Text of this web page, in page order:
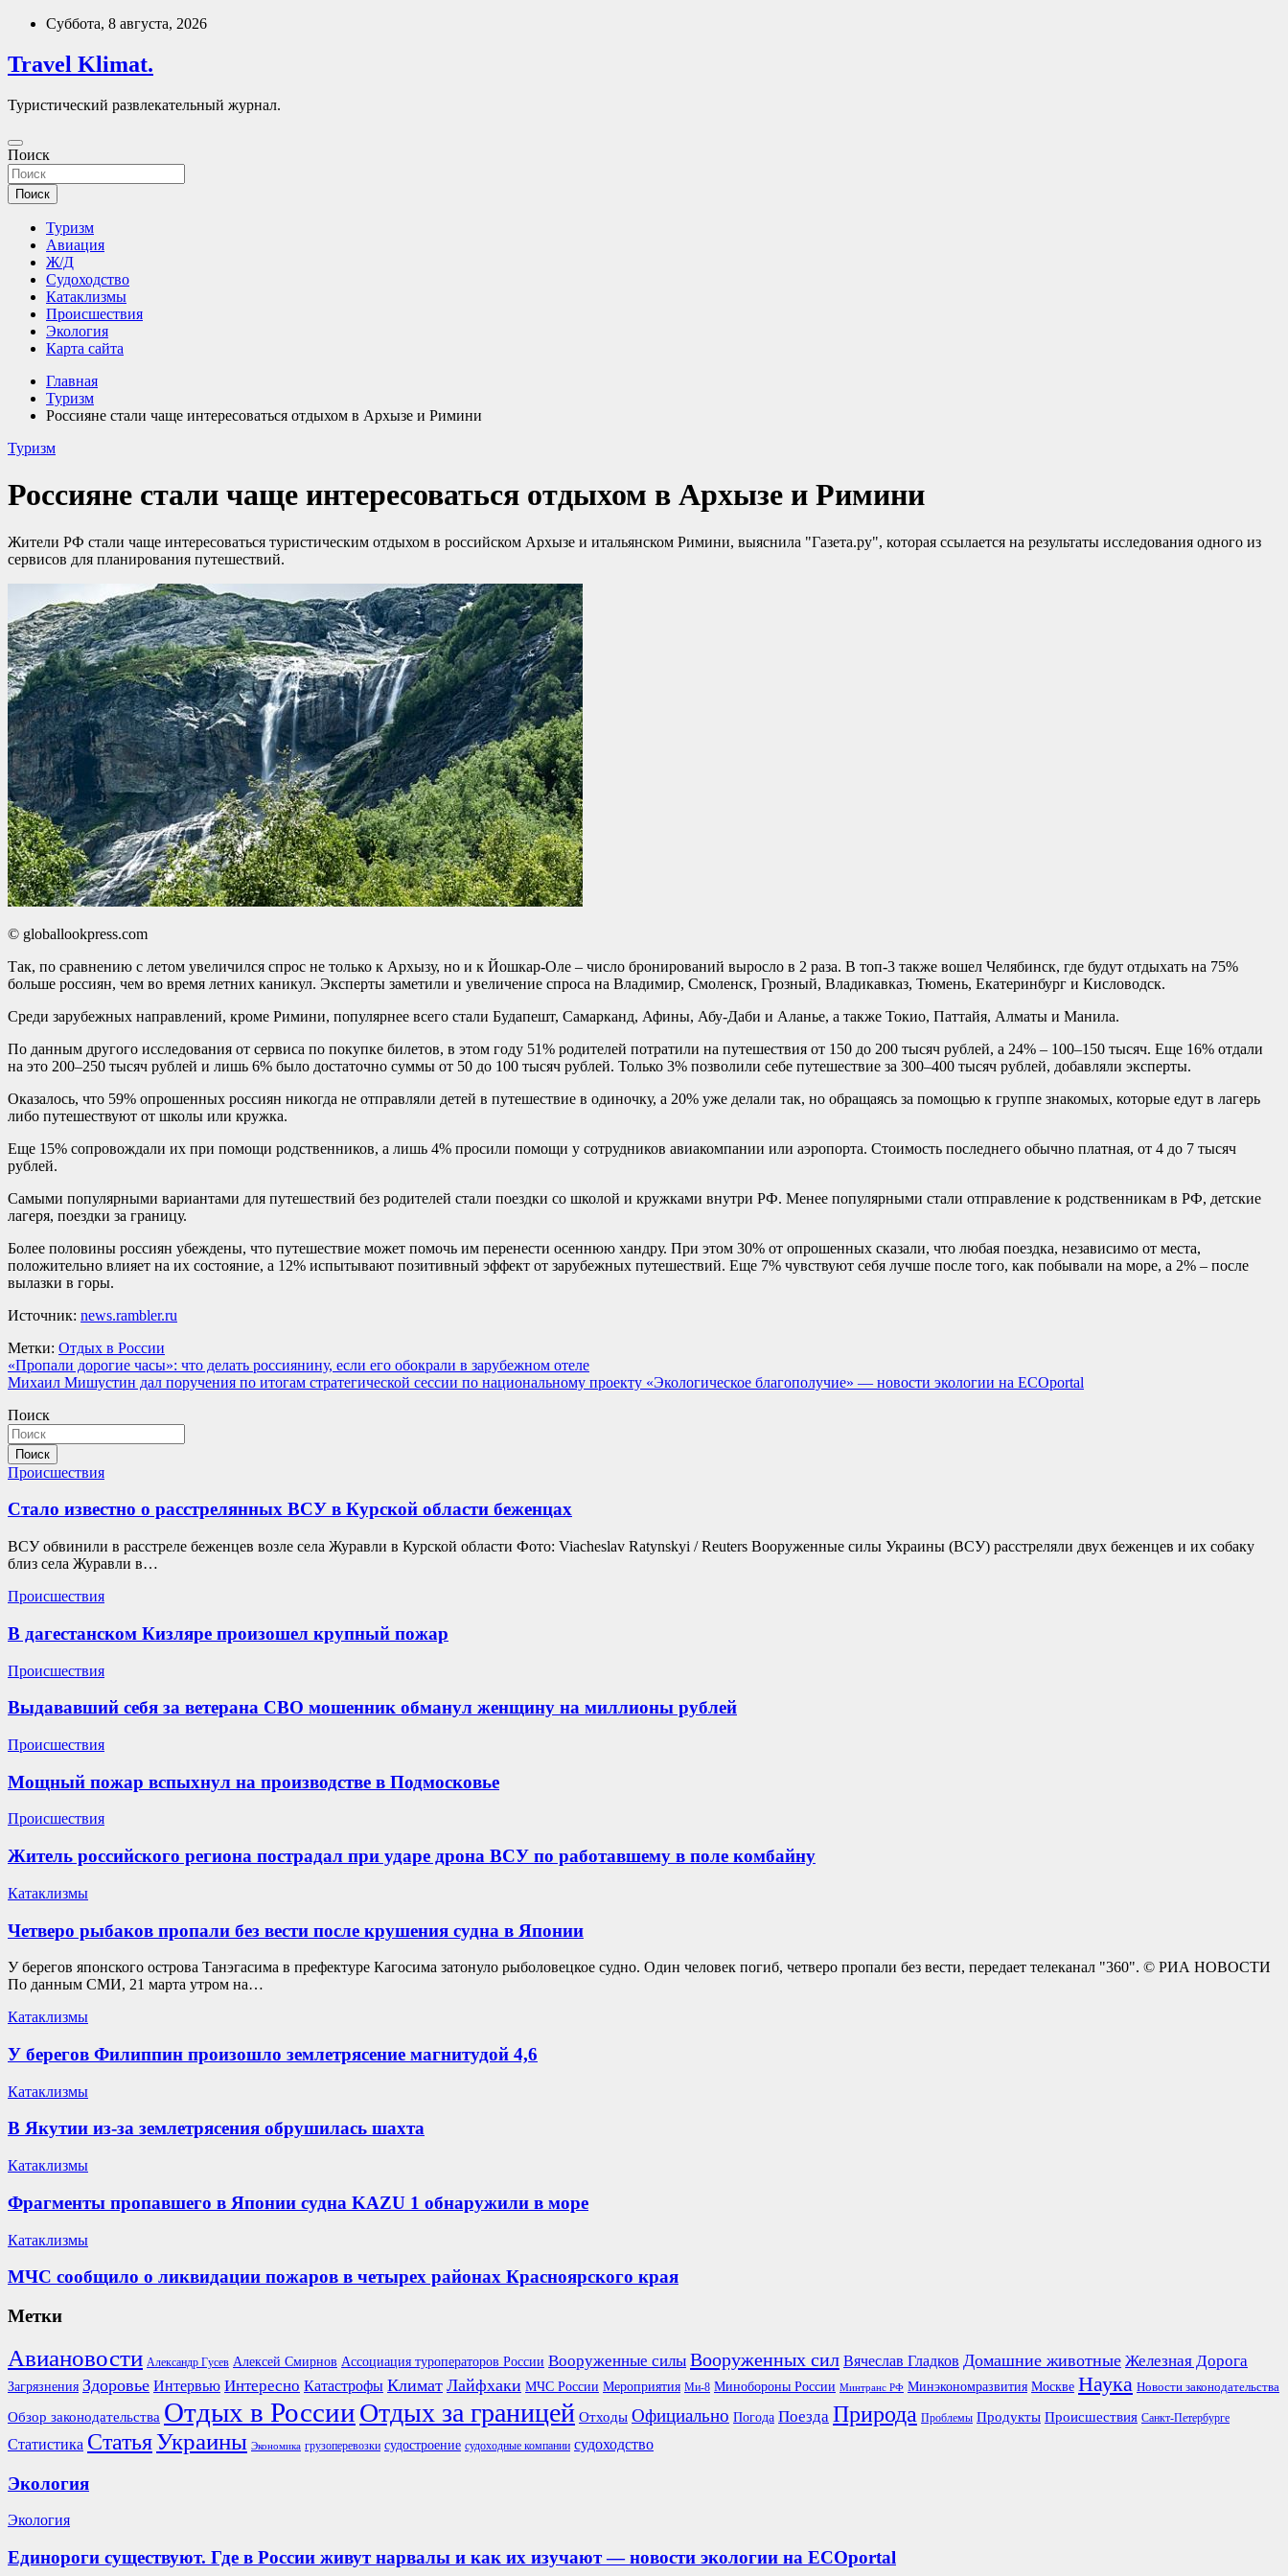
Перейти
содержимому
Суббота, 8 августа, 2026
Travel Klimat.
Туристический развлекательный журнал.
Поиск
Поиск
Туризм
Авиация
Ж/Д
Судоходство
Катаклизмы
Происшествия
Экология
Карта сайта
Главная
Туризм
Россияне стали чаще интересоваться отдыхом в Архызе и Римини
Туризм
Россияне стали чаще интересоваться отдыхом в Архызе и Римини
Жители РФ стали чаще интересоваться туристическим отдыхом в российском Архызе и итальянском Римини, выяснила "Газета.ру", которая ссылается на результаты исследования одного из
сервисов для планирования путешествий.
© globallookpress.com
Так, по сравнению с летом увеличился спрос не только к Архызу, но и к Йошкар-Оле – число бронирований выросло в 2 раза. В топ-3 также вошел Челябинск, где будут отдыхать на 75%
больше россиян, чем во время летних каникул. Эксперты заметили и увеличение спроса на Владимир, Смоленск, Грозный, Владикавказ, Тюмень, Екатеринбург и Кисловодск.
Среди зарубежных направлений, кроме Римини, популярнее всего стали Будапешт, Самарканд, Афины, Абу-Даби и Аланье, а также Токио, Паттайя, Алматы и Манила.
По данным другого исследования от сервиса по покупке билетов, в этом году 51% родителей потратили на путешествия от 150 до 200 тысяч рублей, а 24% – 100–150 тысяч. Еще 16% отдали
на это 200–250 тысяч рублей и лишь 6% было достаточно суммы от 50 до 100 тысяч рублей. Только 3% позволили себе путешествие за 300–400 тысяч рублей, добавляли эксперты.
Оказалось, что 59% опрошенных россиян никогда не отправляли детей в путешествие в одиночку, а 20% уже делали так, но обращаясь за помощью к группе знакомых, которые едут в лагерь
либо путешествуют от школы или кружка.
Еще 15% сопровождали их при помощи родственников, а лишь 4% просили помощи у сотрудников авиакомпании или аэропорта. Стоимость последнего обычно платная, от 4 до 7 тысяч
рублей.
Самыми популярными вариантами для путешествий без родителей стали поездки со школой и кружками внутри РФ. Менее популярными стали отправление к родственникам в РФ, детские
лагеря, поездки за границу.
Более половины россиян убеждены, что путешествие может помочь им перенести осеннюю хандру. При этом 30% от опрошенных сказали, что любая поездка, независимо от места,
положительно влияет на их состояние, а 12% испытывают позитивный эффект от зарубежных путешествий. Еще 7% чувствуют себя лучше после того, как побывали на море, а 2% – после
вылазки в горы.
Источник: news.rambler.ru
Метки: Отдых в России
Навигация
по
записям
«Пропали дорогие часы»: что делать россиянину, если его обокрали в зарубежном отеле
Михаил Мишустин дал поручения по итогам стратегической сессии по национальному проекту «Экологическое благополучие» — новости экологии на ECOportal
Поиск
Поиск
Происшествия
Стало известно о расстрелянных ВСУ в Курской области беженцах
ВСУ обвинили в расстреле беженцев возле села Журавли в Курской области Фото: Viacheslav Ratynskyi / Reuters Вооруженные силы Украины (ВСУ) расстреляли двух беженцев и их собаку
близ села Журавли в…
Происшествия
В дагестанском Кизляре произошел крупный пожар
Происшествия
Выдававший себя за ветерана СВО мошенник обманул женщину на миллионы рублей
Происшествия
Мощный пожар вспыхнул на производстве в Подмосковье
Происшествия
Житель российского региона пострадал при ударе дрона ВСУ по работавшему в поле комбайну
Катаклизмы
Четверо рыбаков пропали без вести после крушения судна в Японии
У берегов японского острова Танэгасима в префектуре Кагосима затонуло рыболовецкое судно. Один человек погиб, четверо пропали без вести, передает телеканал "360". © РИА НОВОСТИ
По данным СМИ, 21 марта утром на…
Катаклизмы
У берегов Филиппин произошло землетрясение магнитудой 4,6
Катаклизмы
В Якутии из-за землетрясения обрушилась шахта
Катаклизмы
Фрагменты пропавшего в Японии судна KAZU 1 обнаружили в море
Катаклизмы
МЧС сообщило о ликвидации пожаров в четырех районах Красноярского края
Метки
Авиановости Александр Гусев Алексей Смирнов Ассоциация туроператоров России Вооруженные силы Вооруженных сил Вячеслав Гладков Домашние животные Железная Дорога
Загрязнения Здоровье Интервью Интересно Катастрофы Климат Лайфхаки МЧС России Мероприятия Ми-8 Минобороны России Минтранс РФ Минэкономразвития Москве Наука Новости законодательства
Обзор законодательства Отдых в РоссииОтдых за границей Отходы Официально Погода Поезда Природа Проблемы Продукты Происшествия Санкт-Петербурге
Статистика СтатьяУкраины Экономика грузоперевозки судостроение судоходные компании судоходство
Экология
Экология
Единороги существуют. Где в России живут нарвалы и как их изучают — новости экологии на ECOportal